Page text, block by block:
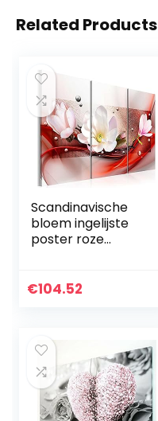
Related Products
Scandinavische
bloem ingelijste
poster roze
schilderij klaar om
€104.52